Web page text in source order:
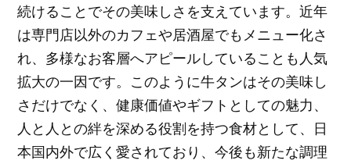
続けることでその美味しさを支えています。近年
は専門店以外のカフェや居酒屋でもメニュー化さ
れ、多様なお客層へアピールしていることも人気
拡大の一因です。このように牛タンはその美味し
さだけでなく、健康価値やギフトとしての魅力、
人と人との絆を深める役割を持つ食材として、日
本国内外で広く愛されており、今後も新たな調理